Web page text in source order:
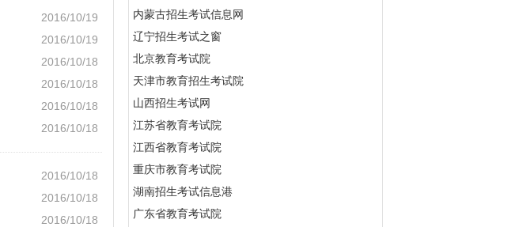
2016/10/19
2016/10/19
2016/10/18
2016/10/18
2016/10/18
2016/10/18
2016/10/18
2016/10/18
2016/10/18
内蒙古招生考试信息网
辽宁招生考试之窗
北京教育考试院
天津市教育招生考试院
山西招生考试网
江苏省教育考试院
江西省教育考试院
重庆市教育考试院
湖南招生考试信息港
广东省教育考试院